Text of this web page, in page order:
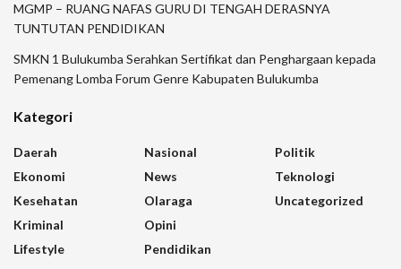
MGMP – RUANG NAFAS GURU DI TENGAH DERASNYA
TUNTUTAN PENDIDIKAN
SMKN 1 Bulukumba Serahkan Sertifikat dan Penghargaan kepada
Pemenang Lomba Forum Genre Kabupaten Bulukumba
Kategori
Daerah
Ekonomi
Kesehatan
Kriminal
Lifestyle
Nasional
News
Olaraga
Opini
Pendidikan
Politik
Teknologi
Uncategorized